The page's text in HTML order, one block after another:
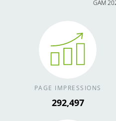
GAM
PAGE IMPRESSIONS
343,121